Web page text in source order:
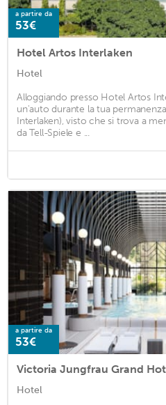
a partire da
53€
Hotel Artos Interlaken
Hotel
Alloggiando presso Hotel Artos
un'auto durante la tua
Interlaken), visto che si trova a
da Tell-Spiele e ...
a partire da
53€
Victoria Jungfrau Grand
Hotel